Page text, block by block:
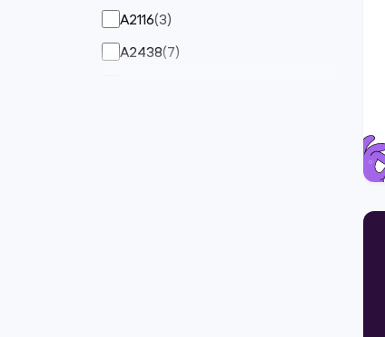
A2116(3)
A2438(7)